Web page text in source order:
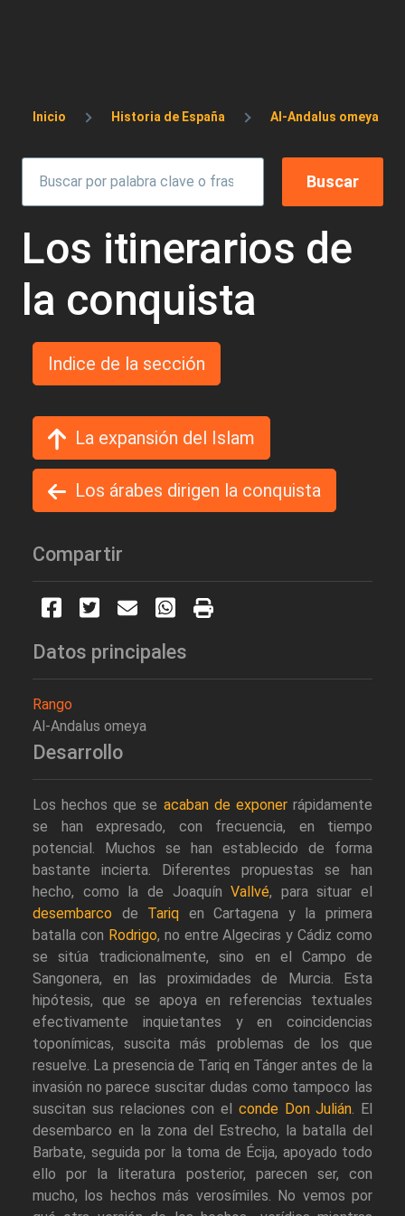
Sobrescribir enlaces de ayuda a la
Inicio Historia de España Al-Andalus omeya
Los itinerarios de
la conquista
Indice de la sección
La expansión del Islam
Los árabes dirigen la conquista
Compartir
Datos principales
Rango
Al-Andalus omeya
Desarrollo
Los hechos que se acaban de exponerrápidamente
se han expresado, con frecuencia, en tiempo
potencial. Muchos se han establecido de forma
bastante incierta. Diferentes propuestas se han
hecho, como la de JoaquínVallvé, para situar el
desembarco de Tariq en Cartagena y la primera
batalla con Rodrigo, no entre Algeciras y Cádiz como
se sitúa tradicionalmente, sino en el Campo de
Sangonera, en las proximidades de Murcia. Esta
hipótesis, que se apoya en referencias textuales
efectivamente inquietantes y en coincidencias
toponímicas, suscita más problemas de los que
resuelve. La presencia de Tariq en Tánger antes de la
invasión no parece suscitar dudas como tampoco las
suscitan sus relaciones con el conde Don Julián. El
desembarco en la zona del Estrecho, la batalla del
Barbate, seguida por la toma de Écija, apoyado todo
ello por la literatura posterior, parecen ser, con
mucho, los hechos más verosímiles. No vemos por